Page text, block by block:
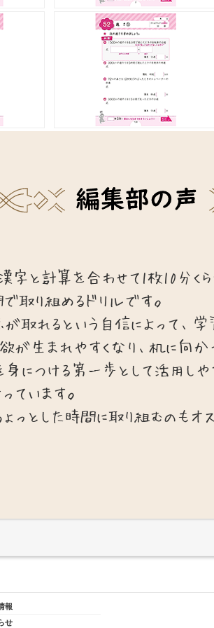
字と計算を合わせて1枚10分く
取り組めるドリルです。
取れるという自信によって、学
が生まれやすくなり、机に向か
につける第一歩として活用しや
ています。
っとした時間に取り組むのもオ
報
せ